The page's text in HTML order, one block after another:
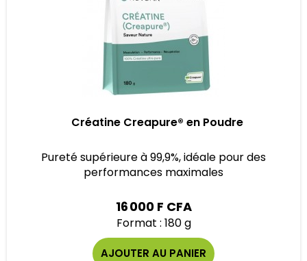
Créatine Creapure® en Poudre
Pureté supérieure à 99,9%, idéale pour des
performances maximales
16 000 F CFA
Format : 180 g
AJOUTER AU PANIER